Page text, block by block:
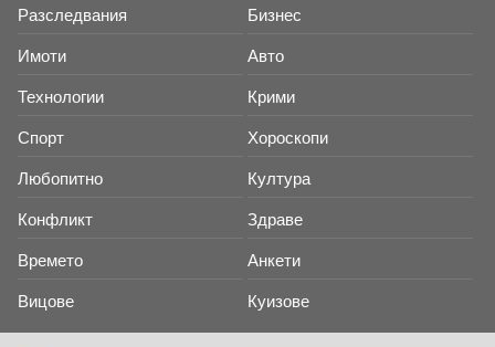
Разследвания Бизнес
Имоти Авто
Технологии Крими
Спорт Хороскопи
Любопитно Култура
Конфликт Здраве
Времето Анкети
Вицове Куизове